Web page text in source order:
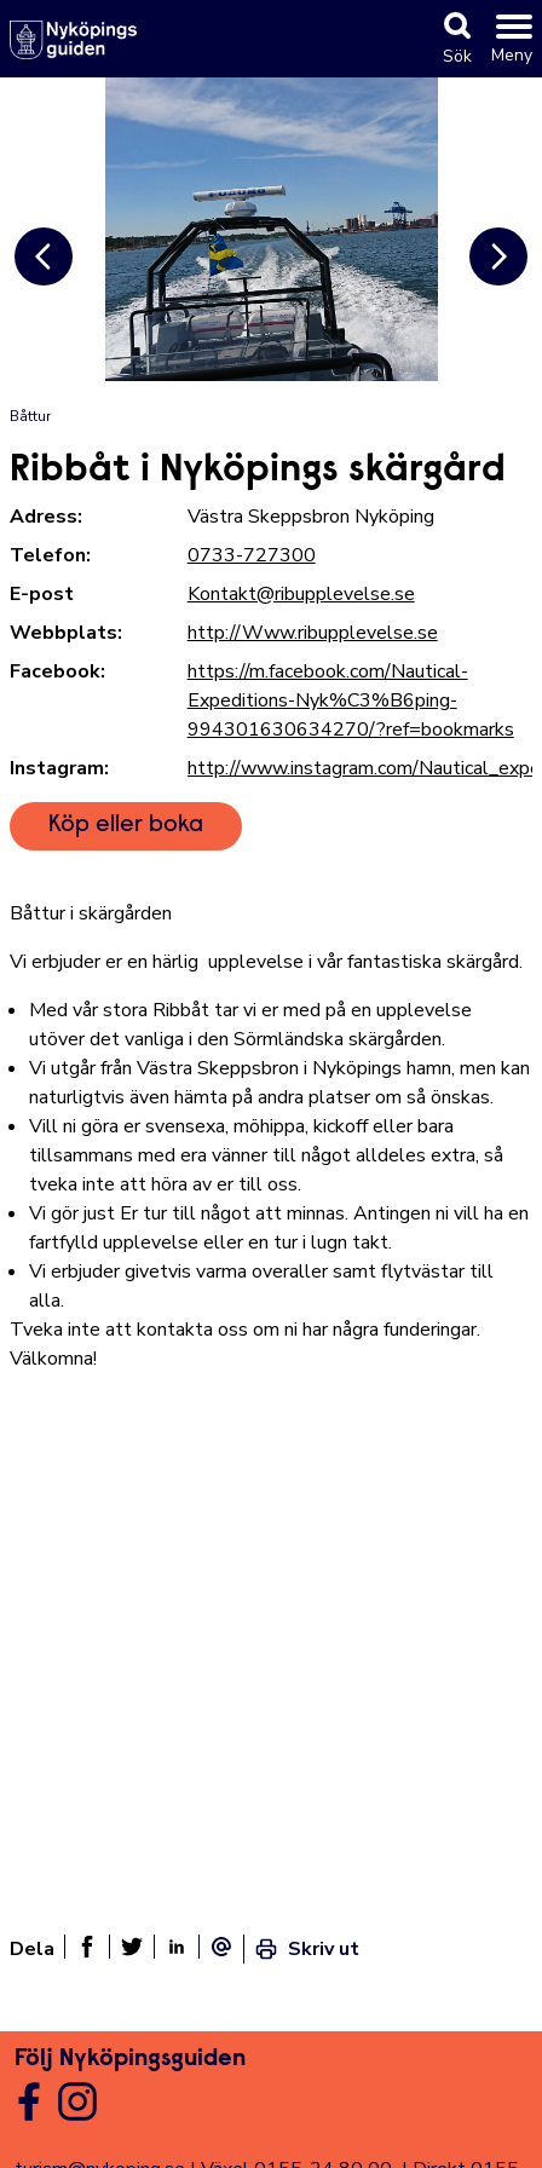
Sök Meny
Båttur
Ribbåt i Nyköpings skärgård
Adress:
Västra Skeppsbron Nyköping
Telefon:
0733-727300
E-post
Kontakt@ribupplevelse.se
Webbplats:
http://Www.ribupplevelse.se
Facebook:
https://m.facebook.com/Nautical-
Expeditions-Nyk%C3%B6ping-
994301630634270/?ref=bookmarks
Instagram:
http://www.instagram.com/
Köp eller boka
Båttur i skärgården
Vi erbjuder er en härlig upplevelse i vår fantastiska skärgård.
Med vår stora Ribbåt tar vi er med på en upplevelse
utöver det vanliga i den Sörmländska skärgården.
Vi utgår från Västra Skeppsbron i Nyköpings hamn, men kan
naturligtvis även hämta på andra platser om så önskas.
Vill ni göra er svensexa, möhippa, kickoff eller bara
tillsammans med era vänner till något alldeles extra, så
tveka inte att höra av er till oss.
Vi gör just Er tur till något att minnas. Antingen ni vill ha en
fartfylld upplevelse eller en tur i lugn takt.
Vi erbjuder givetvis varma overaller samt flytvästar till
alla.
Tveka inte att kontakta oss om ni har några funderingar.
Välkomna!
Dela
Dela sidan på Facebook
E-post
Skriv ut
Följ Nyköpingsguiden